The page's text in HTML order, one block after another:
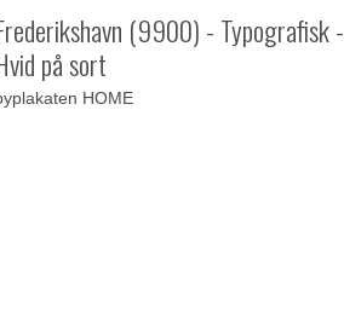
(9900) - Typografisk -
på sort
HOME